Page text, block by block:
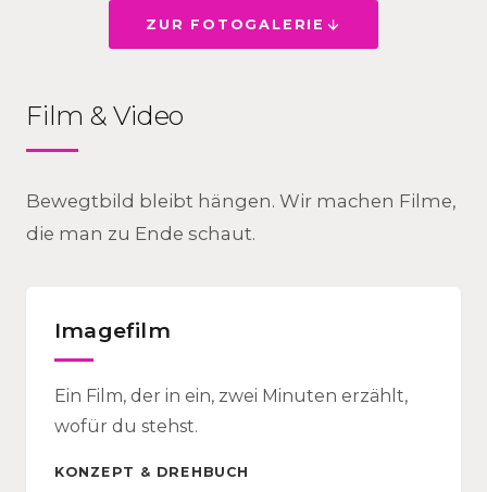
ZUR FOTOGALERIE
Film & Video
Bewegtbild bleibt hängen. Wir machen Filme,
die man zu Ende schaut.
Imagefilm
Ein Film, der in ein, zwei Minuten erzählt,
wofür du stehst.
KONZEPT & DREHBUCH